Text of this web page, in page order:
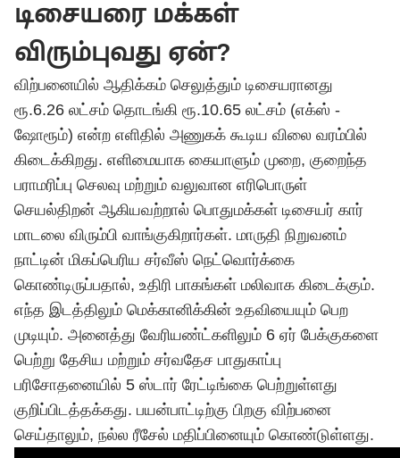
டிசையரை மக்கள்
விரும்புவது ஏன்?
விற்பனையில் ஆதிக்கம் செலுத்தும் டிசையரானது
ரூ.6.26 லட்சம் தொடங்கி ரூ.10.65 லட்சம் (எக்ஸ் -
ஷோரூம்) என்ற எளிதில் அணுகக் கூடிய விலை வரம்பில்
கிடைக்கிறது. எளிமையாக கையாளும் முறை, குறைந்த
பராமரிப்பு செலவு மற்றும் வலுவான எரிபொருள்
செயல்திறன் ஆகியவற்றால் பொதுமக்கள் டிசையர் கார்
மாடலை விரும்பி வாங்குகிறார்கள். மாருதி நிறுவனம்
நாட்டின் மிகப்பெரிய சர்வீஸ் நெட்வொர்க்கை
கொண்டிருப்பதால், உதிரி பாகங்கள் மலிவாக கிடைக்கும்.
எந்த இடத்திலும் மெக்கானிக்கின் உதவியையும் பெற
முடியும். அனைத்து வேரியண்ட்களிலும் 6 ஏர் பேக்குகளை
பெற்று தேசிய மற்றும் சர்வதேச பாதுகாப்பு
பரிசோதனையில் 5 ஸ்டார் ரேட்டிங்கை பெற்றுள்ளது
குறிப்பிடத்தக்கது. பயன்பாட்டிற்கு பிறகு விற்பனை
செய்தாலும், நல்ல ரீசேல் மதிப்பினையும் கொண்டுள்ளது.